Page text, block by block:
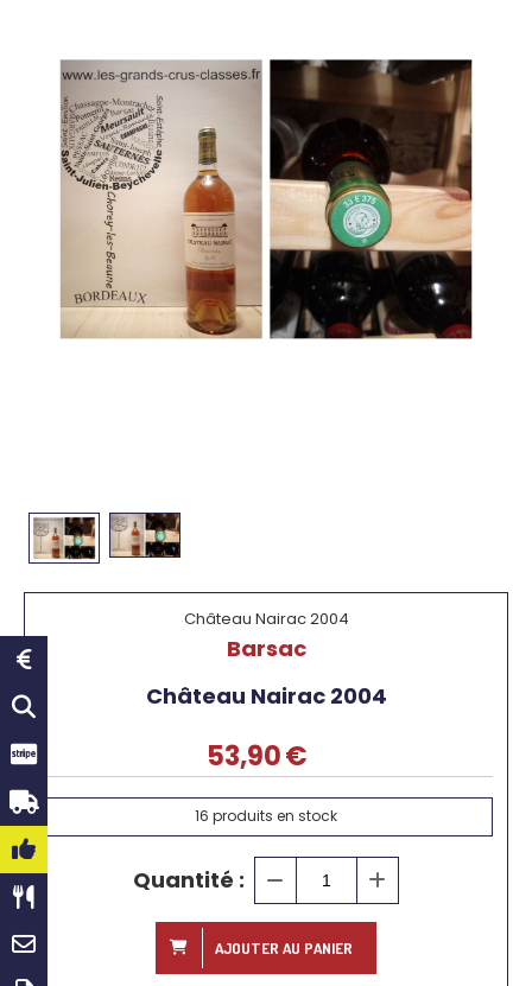
Château Nairac 2004
Barsac
Château Nairac 2004
53,90€
16 produits en stock
Quantité :
AJOUTER AU PANIER